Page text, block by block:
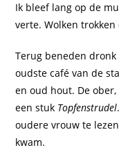
Ik bleef lang op de
verte. Wolken
Terug beneden
oudste café van de
en oud hout. De
een stuk Topfenstrudel
oudere vrouw te
kwam.